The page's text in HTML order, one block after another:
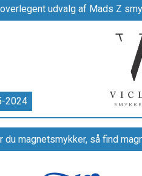
udvalg af Mads Z
2024